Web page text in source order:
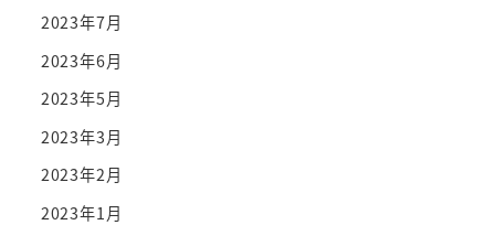
2023年7月
2023年6月
2023年5月
2023年3月
2023年2月
2023年1月